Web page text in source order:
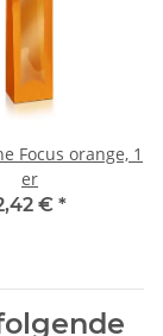
Focus orange, 1
er
€ *